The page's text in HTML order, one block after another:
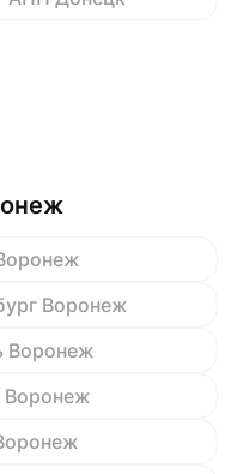
Воронеж
Воронеж
Воронеж